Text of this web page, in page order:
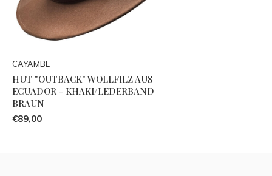
CAYAMBE
HUT "OUTBACK" WOLLFILZ AUS
ECUADOR - KHAKI/LEDERBAND
BRAUN
€89,00